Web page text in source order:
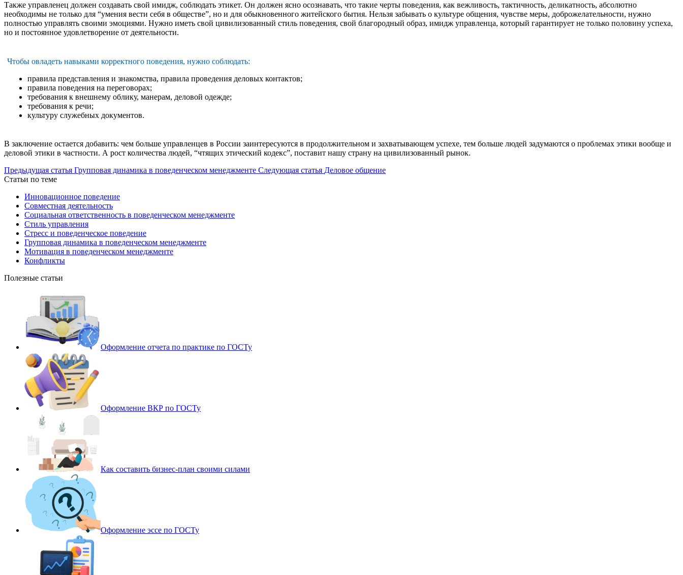
Также управленец должен создавать свой имидж, соблюдать этикет. Он должен ясно осознавать, что такие черты поведения, как вежливость, тактичность, деликатность, абсолютно
необходимы не только для “умения вести себя в обществе”, но и для обыкновенного житейского бытия. Нельзя забывать о культуре общения, чувстве меры, доброжелательности, нужно
полностью управлять своими эмоциями. Нужно иметь свой цивилизованный стиль поведения, свой благородный образ, имидж управленца, который гарантирует не только половину успеха,
но и постоянное удовлетворение от деятельности.
Чтобы овладеть навыками корректного поведения, нужно соблюдать:
правила представления и знакомства, правила проведения деловых контактов;
правила поведения на переговорах;
требования к внешнему облику, манерам, деловой одежде;
требования к речи;
культуру служебных документов.
В заключение остается добавить: чем больше управленцев в России заинтересуются в продолжительном и захватывающем успехе, тем больше людей задумаются о проблемах этики вообще и
деловой этики в частности. А рост количества людей, “чтящих этический кодекс”, поставит нашу страну на цивилизованный рынок.
Предыдущая статья Групповая динамика в поведенческом менеджменте Следующая статья Деловое общение
Статьи по теме
Инновационное поведение
Совместная деятельность
Социальная ответственность в поведенческом менеджменте
Стиль управления
Стресс и поведенческое поведение
Групповая динамика в поведенческом менеджменте
Мотивация в поведенческом менеджменте
Конфликты
Полезные статьи
Оформление отчета по практике по ГОСТу
Оформление ВКР по ГОСТу
Как составить бизнес-план своими силами
Оформление эссе по ГОСТу